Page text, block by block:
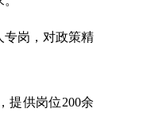
专岗，对政策精
提供岗位200余